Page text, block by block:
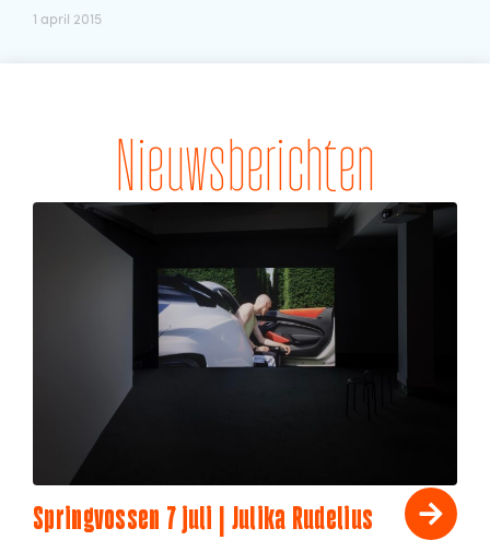
1 april 2015
Nieuwsberichten
Springvossen 7 juli | Julika Rudelius